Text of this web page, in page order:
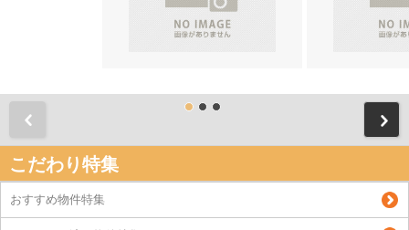
こだわり特集
おすすめ物件特集